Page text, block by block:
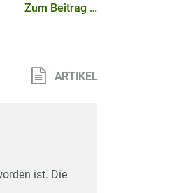
Zum Beitrag …
ARTIKEL
ist. Die